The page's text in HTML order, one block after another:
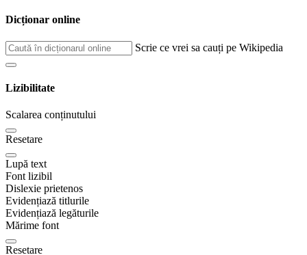
Dicționar online
Scrie ce vrei sa cauți pe Wikipedia
Lizibilitate
Scalarea conținutului
Resetare
Lupă text
Font lizibil
Dislexie prietenos
Evidențiază titlurile
Evidențiază legăturile
Mărime font
Resetare